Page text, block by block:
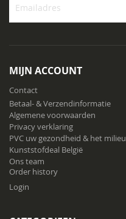
nieuwsbrief
MIJN ACCOUNT
Contact
Betaal- & Verzendinformatie
Algemene voorwaarden
Privacy verklaring
PVC uw gezondheid & het milieu
Kunststofdeal België
Ons team
Order history
Login